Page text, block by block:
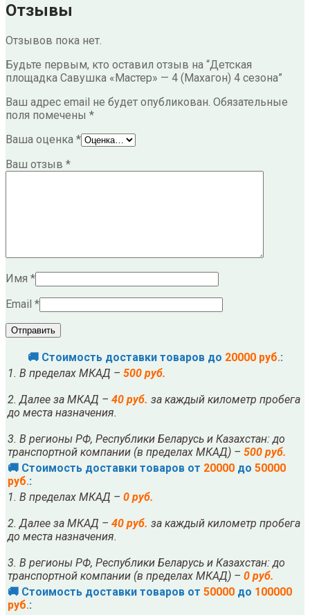
Отзывы
Отзывов пока нет.
Будьте первым, кто оставил отзыв на “Детская
площадка Савушка «Мастер» — 4 (Махагон) 4 сезона”
Ваш адрес email не будет опубликован. Обязательные
поля помечены *
Ваша оценка *
Ваш отзыв *
Имя *
Email *
🚚 Стоимость доставки товаров до 20000 руб.:
1. В пределах МКАД – 500 руб.
2. Далее за МКАД – 40 руб. за каждый километр пробега
до места назначения.
3. В регионы РФ, Республики Беларусь и Казахстан: до
транспортной компании (в пределах МКАД) – 500 руб.
🚚 Стоимость доставки товаров от 20000 до 50000
руб.:
1. В пределах МКАД – 0 руб.
2. Далее за МКАД – 40 руб. за каждый километр пробега
до места назначения.
3. В регионы РФ, Республики Беларусь и Казахстан: до
транспортной компании (в пределах МКАД) – 0 руб.
🚚 Стоимость доставки товаров от 50000 до 100000
руб.: